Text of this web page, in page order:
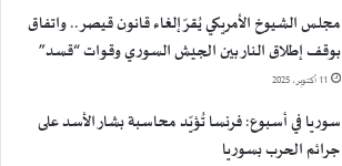
مجلس الشيوخ الأمريكي يُقرّ إلغاء قانون قيصر.. واتفاق
بوقف إطلاق النار بين الجيش السوري وقوات “قسد”
11 أكتوبر، 2025
سوريا في أسبوع: فرنسا تُؤيّد محاسبة بشار الأسد على
جرائم الحرب بسوريا